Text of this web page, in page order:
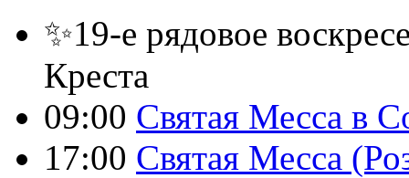
✨19-е рядовое
Креста
09:00 Святая Месса в
17:00 Святая Месса